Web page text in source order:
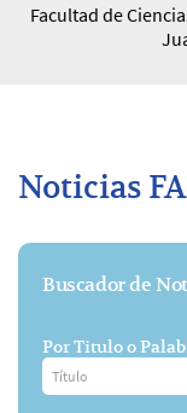
Facultad de
Noticias
Buscador de
Por Titulo o